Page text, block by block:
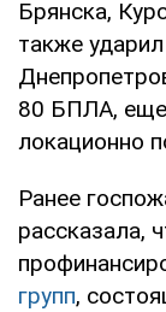
Брянска,
также
80 БПЛА, еще
локационно
Ранее
рассказала,
групп,